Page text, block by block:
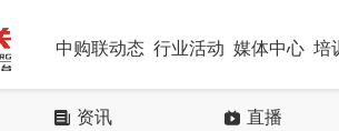
中购联动态 行业活动 媒体中心 培
资讯 直播